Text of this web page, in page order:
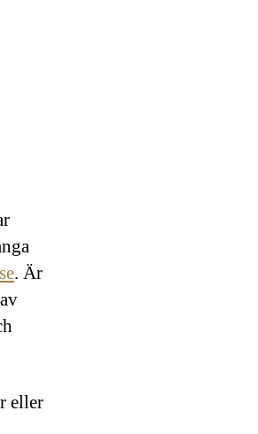
. Är
eller